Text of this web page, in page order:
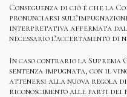
Conseguenza di ciò è che la
pronunciarsi
interpretativa affermata
necessario l’accertamento di
In caso contrario la Suprema
sentenza impugnata, con il
attenersi alla nuova regola di
riconoscimento alle parti dei